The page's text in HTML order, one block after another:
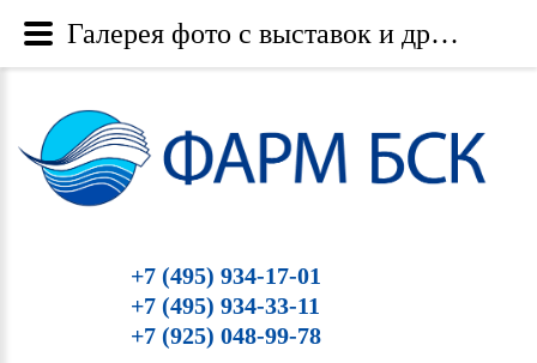
+7 (495) 934-17-01
+7 (495) 934-33-11
+7 (925) 048-99-78
Галерея фото с выставок и других мероприятий - Category: На конгрессе SAM-23 мы представляли инновации в саду эстетической медицины - Фарм БСК